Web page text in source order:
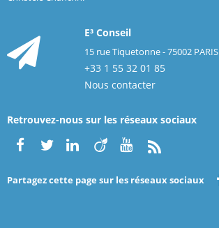
E³ Conseil
15 rue Tiquetonne - 75002 PARIS
+33 1 55 32 01 85
Nous contacter
Retrouvez-nous sur les réseaux sociaux
Partagez cette page sur les réseaux sociaux